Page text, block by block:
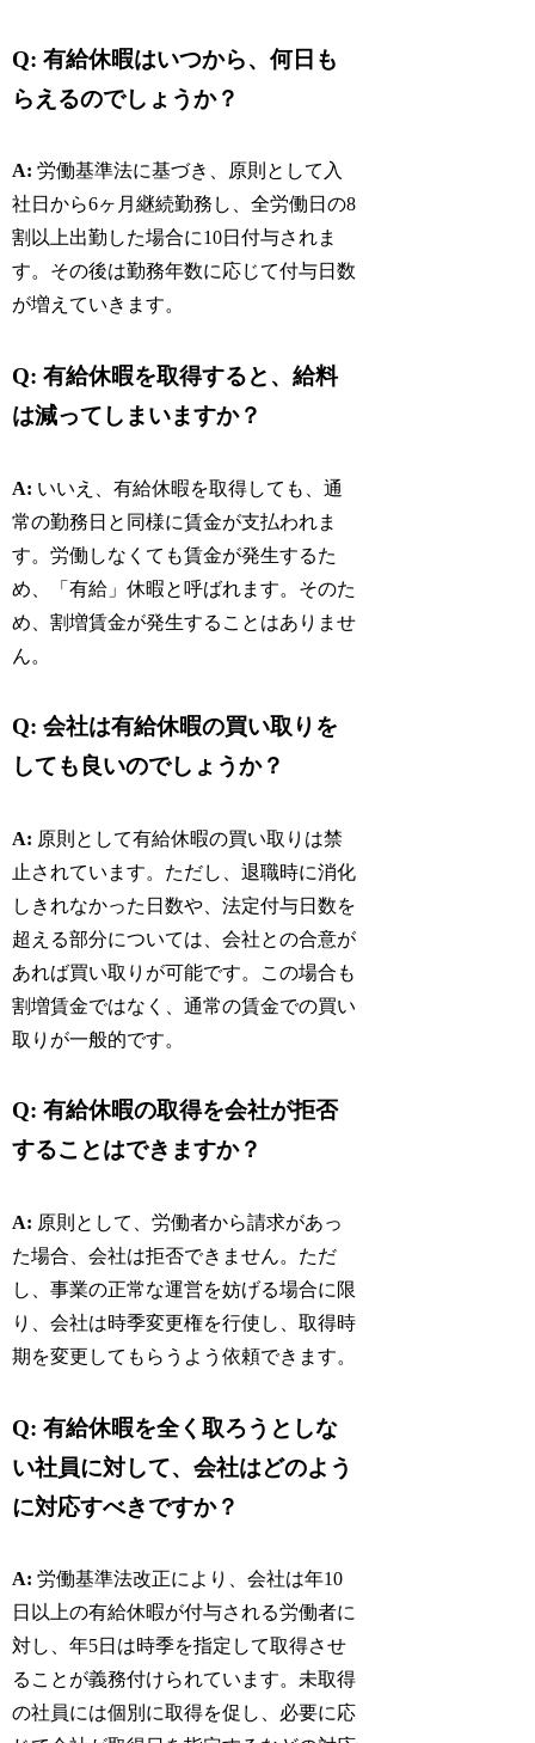
Q: 有給休暇はいつから、何日も
らえるのでしょうか？
A: 労働基準法に基づき、原則として入
社日から6ヶ月継続勤務し、全労働日の8
割以上出勤した場合に10日付与されま
す。その後は勤務年数に応じて付与日数
が増えていきます。
Q: 有給休暇を取得すると、給料
は減ってしまいますか？
A: いいえ、有給休暇を取得しても、通
常の勤務日と同様に賃金が支払われま
す。労働しなくても賃金が発生するた
め、「有給」休暇と呼ばれます。そのた
め、割増賃金が発生することはありませ
ん。
Q: 会社は有給休暇の買い取りを
しても良いのでしょうか？
A: 原則として有給休暇の買い取りは禁
止されています。ただし、退職時に消化
しきれなかった日数や、法定付与日数を
超える部分については、会社との合意が
あれば買い取りが可能です。この場合も
割増賃金ではなく、通常の賃金での買い
取りが一般的です。
Q: 有給休暇の取得を会社が拒否
することはできますか？
A: 原則として、労働者から請求があっ
た場合、会社は拒否できません。ただ
し、事業の正常な運営を妨げる場合に限
り、会社は時季変更権を行使し、取得時
期を変更してもらうよう依頼できます。
Q: 有給休暇を全く取ろうとしな
い社員に対して、会社はどのよう
に対応すべきですか？
A: 労働基準法改正により、会社は年10
日以上の有給休暇が付与される労働者に
対し、年5日は時季を指定して取得させ
ることが義務付けられています。未取得
の社員には個別に取得を促し、必要に応